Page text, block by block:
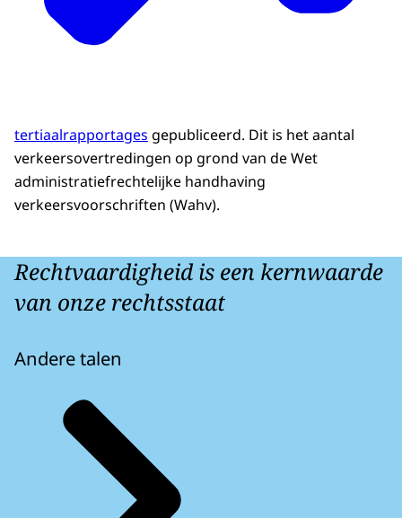
tertiaalrapportages gepubliceerd. Dit is het aantal
verkeersovertredingen op grond van de Wet
administratiefrechtelijke handhaving
verkeersvoorschriften (Wahv).
Rechtvaardigheid is een kernwaarde
van onze rechtsstaat
Andere talen